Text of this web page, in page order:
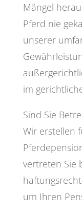
Mängel
Pferd nie
unserer
im
Sind Sie
Wir erstellen
vertreten Sie
um Ihren